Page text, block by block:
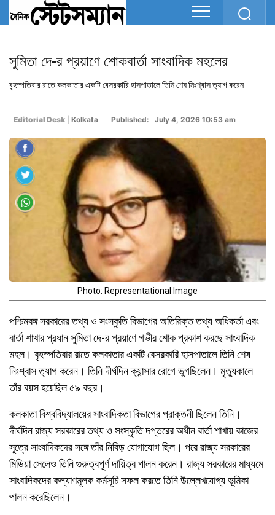
সুমিতা দে-র প্রয়াণে শোকবার্তা সাংবাদিক মহলের
বৃহস্পতিবার রাতে কলকাতার একটি বেসরকারি হাসপাতালে তিনি শেষ নিঃশ্বাস ত্যাগ করেন
Editorial Desk Kolkata Published: July 4, 2026 10:53 am
Photo: Representational Image
পশ্চিমবঙ্গ সরকারের তথ্য ও সংস্কৃতি বিভাগের অতিরিক্ত তথ্য অধিকর্তা এবং
বার্তা শাখার প্রধান সুমিতা দে-র প্রয়াণে গভীর শোক প্রকাশ করছে সাংবাদিক
মহল। বৃহস্পতিবার রাতে কলকাতার একটি বেসরকারি হাসপাতালে তিনি শেষ
নিঃশ্বাস ত্যাগ করেন। তিনি দীর্ঘদিন ক্যান্সার রোগে ভুগছিলেন। মৃত্যুকালে
তাঁর বয়স হয়েছিল ৫৯ বছর।
কলকাতা বিশ্ববিদ্যালয়ের সাংবাদিকতা বিভাগের প্রাক্তনী ছিলেন তিনি।
দীর্ঘদিন রাজ্য সরকারের তথ্য ও সংস্কৃতি দপ্তরের অধীন বার্তা শাখায় কাজের
সূত্রে সাংবাদিকদের সঙ্গে তাঁর নিবিড় যোগাযোগ ছিল। পরে রাজ্য সরকারের
মিডিয়া সেলেও তিনি গুরুত্বপূর্ণ দায়িত্ব পালন করেন। রাজ্য সরকারের মাধ্যমে
সাংবাদিকদের কল্যাণমূলক কর্মসূচি সফল করতে তিনি উল্লেখযোগ্য ভূমিকা
পালন করেছিলেন।